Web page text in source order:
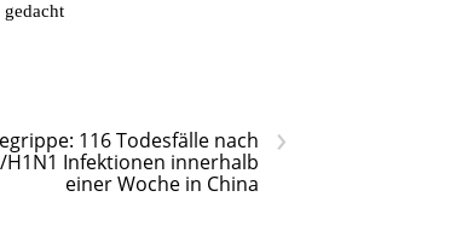
›
116 Todesfälle nach
H1N1 Infektionen innerhalb
einer Woche in China